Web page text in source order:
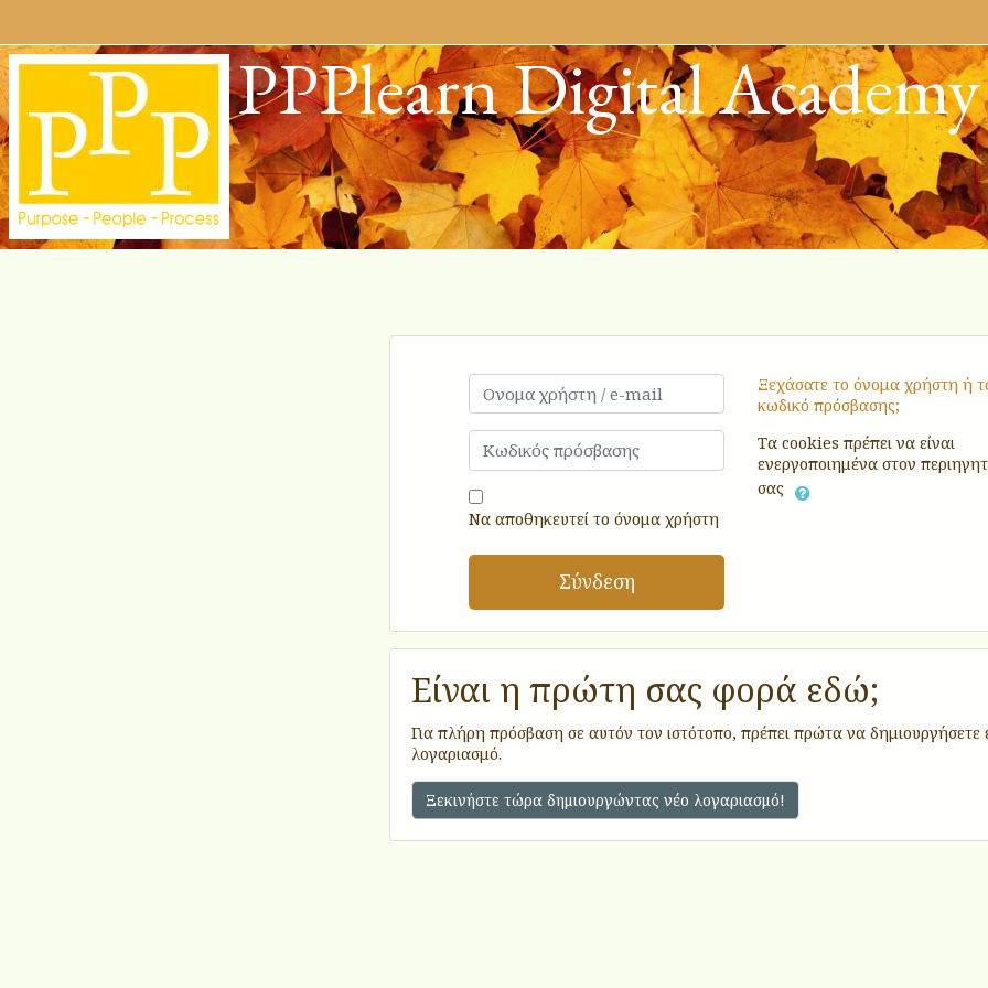
PPPlearn Digital Academy
Όνομα χρήστη / e-mail
Κωδικός πρόσβασης
Να αποθηκευτεί το όνομα χρήστη
Σύνδεση
Ξεχάσατε το όνομα χρήστη ή
κωδικό πρόσβασης;
Τα cookies πρέπει να είναι
ενεργοποιημένα στον
σας
Είναι η πρώτη σας φορά εδώ;
Για πλήρη πρόσβαση σε αυτόν τον ιστότοπο, πρέπει πρώτα να δημιουργήσετε
λογαριασμό.
Ξεκινήστε τώρα δημιουργώντας νέο λογαριασμό!